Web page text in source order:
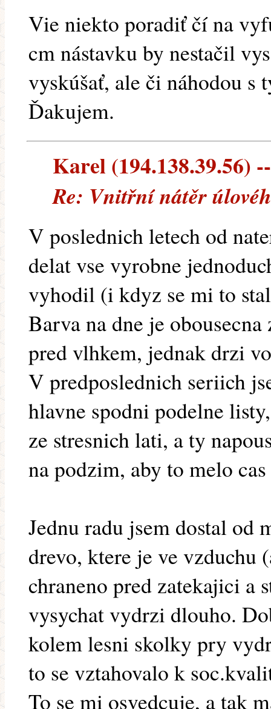
Vie niekto poradiť čí na
cm nástavku by nestačil
vyskúšať, ale či náhodou s
Ďakujem.
Karel (194.138.39.56)
Re: Vnitřní nátěr
V poslednich letech od
delat vse vyrobne
vyhodil (i kdyz se mi to
Barva na dne je
pred vlhkem, jednak drzi
V predposlednich seriich
hlavne spodni podelne
ze stresnich lati, a ty
na podzim, aby to melo
Jednu radu jsem dostal od
drevo, ktere je ve vzduchu
chraneno pred zatekajici a
vysychat vydrzi dlouho.
kolem lesni skolky pry
to se vztahovalo k
To se mi osvedcuje, a tak